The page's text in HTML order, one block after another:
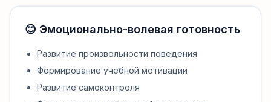
😊 Эмоционально-волевая готовность
Развитие произвольности поведения
Формирование учебной мотивации
Развитие самоконтроля